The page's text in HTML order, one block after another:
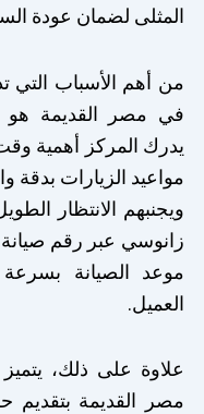
المثلى لضمان عودة
من أهم الأسباب التي
في مصر القديمة هو
يدرك المركز أهمية
مواعيد الزيارات بدقة
ويجنبهم الانتظار
زانوسي عبر رقم
موعد الصيانة
العميل.
علاوة على ذلك،
مصر القديمة